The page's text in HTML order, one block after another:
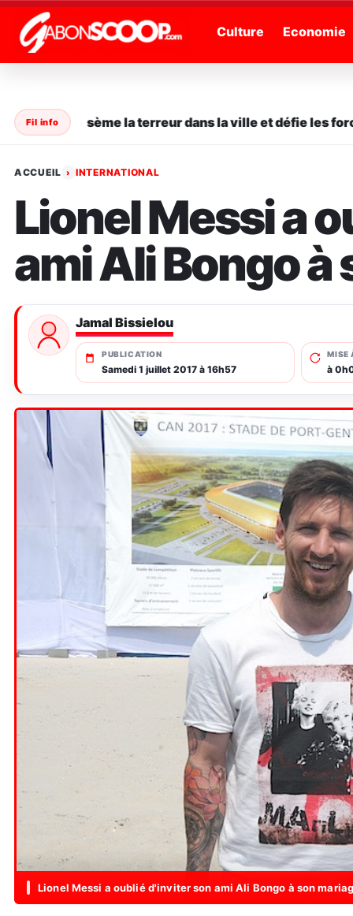
" /> Culture Economie
Fil info
en série sème la terreur dans la ville et défie les
ACCUEIL › INTERNATIONAL
Lionel Messi a
ami Ali Bongo à
Jamal Bissielou
PUBLICATION
Samedi 1 juillet 2017 à 16h57
MISE
à
Lionel Messi a oublié d'inviter son ami Ali Bongo à son